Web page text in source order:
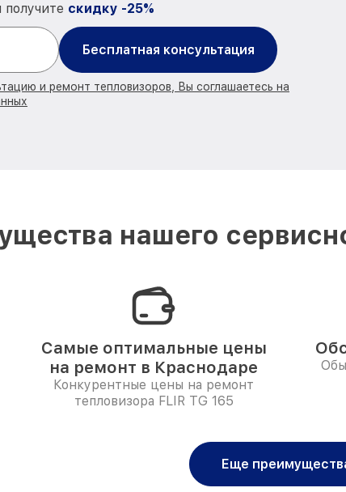
скидку -25%
Бесплатная консультация
и ремонт тепловизоров, Вы соглашаетесь на
нашего
Самые оптимальные цены
на ремонт в Краснодаре
Конкурентные цены на ремонт
тепловизора FLIR TG 165
Еще